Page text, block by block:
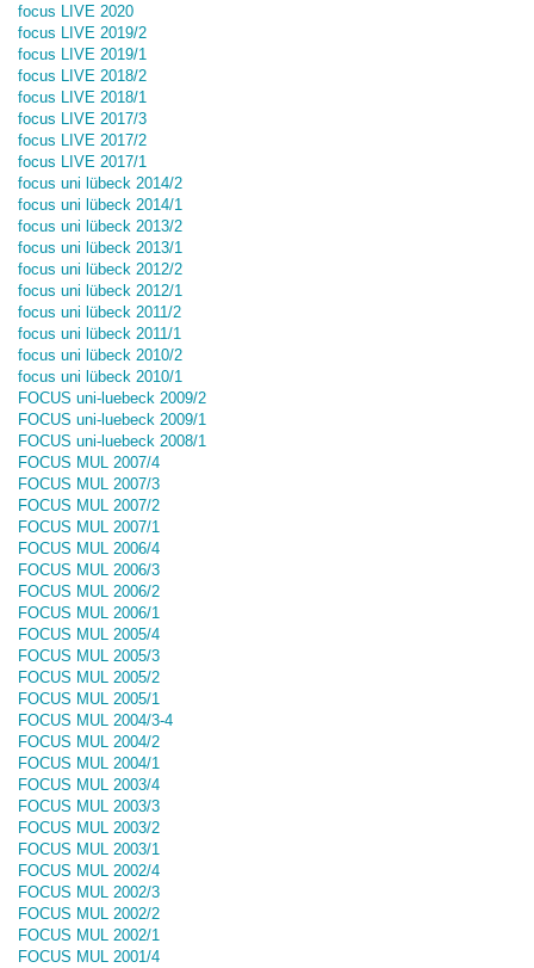
focus LIVE 2020
focus LIVE 2019/2
focus LIVE 2019/1
focus LIVE 2018/2
focus LIVE 2018/1
focus LIVE 2017/3
focus LIVE 2017/2
focus LIVE 2017/1
focus uni lübeck 2014/2
focus uni lübeck 2014/1
focus uni lübeck 2013/2
focus uni lübeck 2013/1
focus uni lübeck 2012/2
focus uni lübeck 2012/1
focus uni lübeck 2011/2
focus uni lübeck 2011/1
focus uni lübeck 2010/2
focus uni lübeck 2010/1
FOCUS uni-luebeck 2009/2
FOCUS uni-luebeck 2009/1
FOCUS uni-luebeck 2008/1
FOCUS MUL 2007/4
FOCUS MUL 2007/3
FOCUS MUL 2007/2
FOCUS MUL 2007/1
FOCUS MUL 2006/4
FOCUS MUL 2006/3
FOCUS MUL 2006/2
FOCUS MUL 2006/1
FOCUS MUL 2005/4
FOCUS MUL 2005/3
FOCUS MUL 2005/2
FOCUS MUL 2005/1
FOCUS MUL 2004/3-4
FOCUS MUL 2004/2
FOCUS MUL 2004/1
FOCUS MUL 2003/4
FOCUS MUL 2003/3
FOCUS MUL 2003/2
FOCUS MUL 2003/1
FOCUS MUL 2002/4
FOCUS MUL 2002/3
FOCUS MUL 2002/2
FOCUS MUL 2002/1
FOCUS MUL 2001/4